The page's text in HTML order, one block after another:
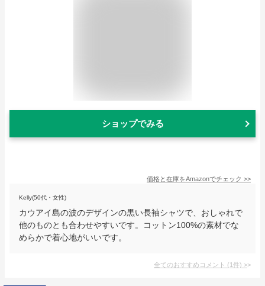
ショップでみる
価格と在庫をAmazonでチェック >>
Kelly(50代・女性)
カウアイ島の波のデザインの黒い長袖シャツで、おしゃれで
他のものとも合わせやすいです。コットン100%の素材でな
めらかで着心地がいいです。
全てのおすすめコメント (1件) >